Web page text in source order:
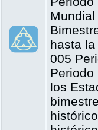
hasta
005
Periodo
los